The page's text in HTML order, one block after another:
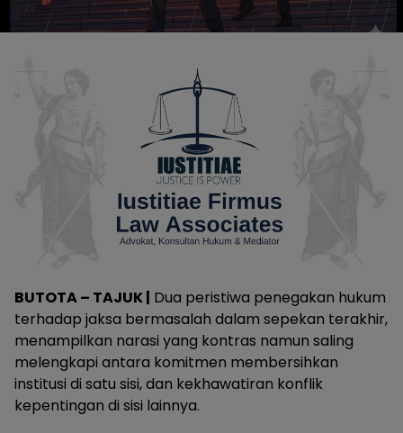
BUTOTA – TAJUK | Dua peristiwa penegakan hukum
terhadap jaksa bermasalah dalam sepekan terakhir,
menampilkan narasi yang kontras namun saling
melengkapi antara komitmen membersihkan
institusi di satu sisi, dan kekhawatiran konflik
kepentingan di sisi lainnya.